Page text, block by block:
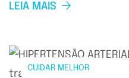
LEIA MAIS
CUIDAR MELHOR